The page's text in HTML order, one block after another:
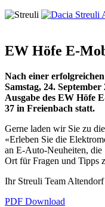
EW Höfe E-
Nach einer
Samstag, 24.
Ausgabe des EW Höfe
37 in Freienbach statt.
Gerne laden wir Sie zu
«Erleben Sie die
an E-Auto-Neuheiten, die
Ort für Fragen und Tipps
Ihr Streuli Team Altendorf
PDF Download